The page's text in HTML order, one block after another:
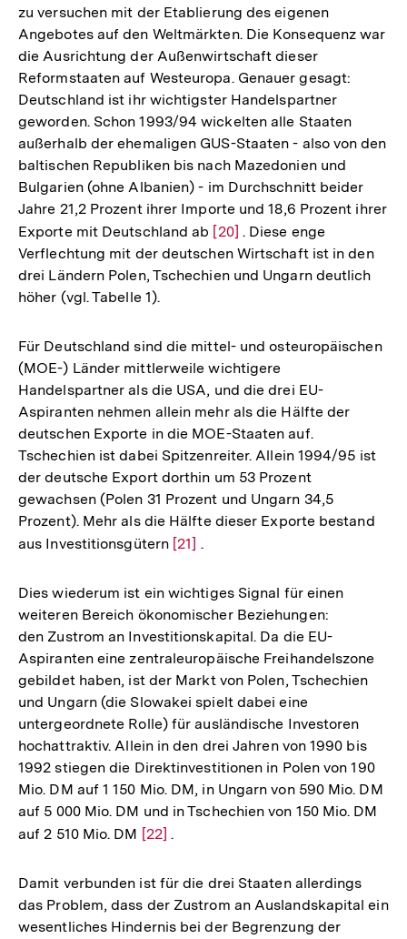
zu versuchen mit der Etablierung des eigenen
Angebotes auf den Weltmärkten. Die Konsequenz war
die Ausrichtung der Außenwirtschaft dieser
Reformstaaten auf Westeuropa. Genauer gesagt:
Deutschland ist ihr wichtigster Handelspartner
geworden. Schon 1993/94 wickelten alle Staaten
außerhalb der ehemaligen GUS-Staaten - also von den
baltischen Republiken bis nach Mazedonien und
Bulgarien (ohne Albanien) - im Durchschnitt beider
Jahre 21,2 Prozent ihrer Importe und 18,6 Prozent ihrer
Exporte mit Deutschland ab Zur
Auflösung
der
[20] . Diese enge
Verflechtung mit der deutschen Wirtschaft ist in den
drei Ländern Polen, Tschechien und Ungarn deutlich
höher (vgl. Tabelle 1).
Für Deutschland sind die mittel- und osteuropäischen
(MOE-) Länder mittlerweile wichtigere
Handelspartner als die USA, und die drei EU-
Aspiranten nehmen allein mehr als die Hälfte der
deutschen Exporte in die MOE-Staaten auf.
Tschechien ist dabei Spitzenreiter. Allein 1994/95 ist
der deutsche Export dorthin um 53 Prozent
gewachsen (Polen 31 Prozent und Ungarn 34,5
Prozent). Mehr als die Hälfte dieser Exporte bestand
aus Investitionsgütern Zur
der
Fußnote
[21] .
Dies wiederum ist ein wichtiges Signal für einen
weiteren Bereich ökonomischer Beziehungen:
den Zustrom an Investitionskapital. Da die EU-
Aspiranten eine zentraleuropäische Freihandelszone
gebildet haben, ist der Markt von Polen, Tschechien
und Ungarn (die Slowakei spielt dabei eine
untergeordnete Rolle) für ausländische Investoren
hochattraktiv. Allein in den drei Jahren von 1990 bis
1992 stiegen die Direktinvestitionen in Polen von 190
Mio. DM auf 1 150 Mio. DM, in Ungarn von 590 Mio. DM
auf 5 000 Mio. DM und in Tschechien von 150 Mio. DM
auf 2 510 Mio. DM Zur
der
Fußnote
[22] .
Damit verbunden ist für die drei Staaten allerdings
das Problem, dass der Zustrom an Auslandskapital ein
wesentliches Hindernis bei der Begrenzung der